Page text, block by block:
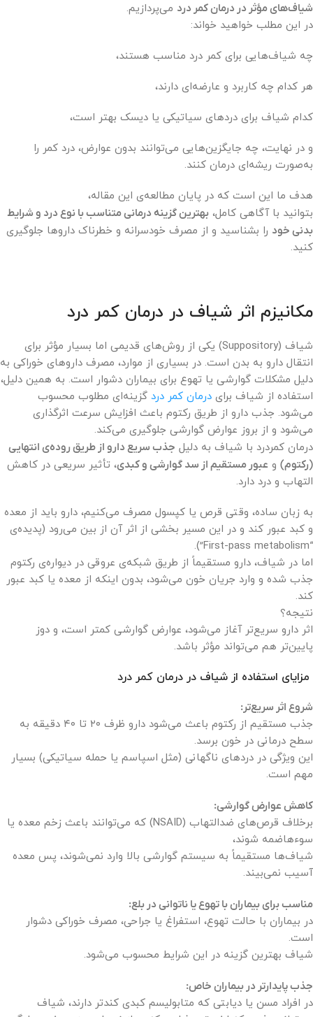
شیاف‌های مؤثر در درمان کمر درد می‌پردازیم.
در این مطلب خواهید خواند:
چه شیاف‌هایی برای کمر درد مناسب هستند،
هر کدام چه کاربرد و عارضه‌ای دارند،
کدام شیاف برای دردهای سیاتیکی یا دیسک بهتر است،
و در نهایت، چه جایگزین‌هایی می‌توانند بدون عوارض، درد کمر را
به‌صورت ریشه‌ای درمان کنند.
هدف ما این است که در پایان مطالعه‌ی این مقاله،
بتوانید با آگاهی کامل، بهترین گزینه درمانی متناسب با نوع درد و شرایط
بدنی خود را بشناسید و از مصرف خودسرانه و خطرناک داروها جلوگیری
کنید.
مکانیزم اثر شیاف در درمان کمر درد
شیاف (Suppository) یکی از روش‌های قدیمی اما بسیار مؤثر برای
انتقال دارو به بدن است. در بسیاری از موارد، مصرف داروهای خوراکی به
دلیل مشکلات گوارشی یا تهوع برای بیماران دشوار است. به همین دلیل،
استفاده از شیاف برای درمان کمر درد گزینه‌ای مطلوب محسوب
می‌شود. جذب دارو از طریق رکتوم باعث افزایش سرعت اثرگذاری
می‌شود و از بروز عوارض گوارشی جلوگیری می‌کند.
درمان کمردرد با شیاف به دلیل جذب سریع دارو از طریق روده‌ی انتهایی
(رکتوم) و عبور مستقیم از سد گوارشی و کبدی، تأثیر سریعی در کاهش
التهاب و درد دارد.
به زبان ساده، وقتی قرص یا کپسول مصرف می‌کنیم، دارو باید از معده
و کبد عبور کند و در این مسیر بخشی از اثر آن از بین می‌رود (پدیده‌ی
“First-pass metabolism”).
اما در شیاف، دارو مستقیماً از طریق شبکه‌ی عروقی در دیواره‌ی رکتوم
جذب شده و وارد جریان خون می‌شود، بدون اینکه از معده یا کبد عبور
کند.
نتیجه؟
اثر دارو سریع‌تر آغاز می‌شود، عوارض گوارشی کمتر است، و دوز
پایین‌تر هم می‌تواند مؤثر باشد.
مزایای استفاده از شیاف در درمان کمر درد
شروع اثر سریع‌تر:
جذب مستقیم از رکتوم باعث می‌شود دارو ظرف ۲۰ تا ۴۰ دقیقه به
سطح درمانی در خون برسد.
این ویژگی در دردهای ناگهانی (مثل اسپاسم یا حمله سیاتیکی) بسیار
مهم است.
کاهش عوارض گوارشی:
برخلاف قرص‌های ضدالتهاب (NSAID) که می‌توانند باعث زخم معده یا
سوءهاضمه شوند،
شیاف‌ها مستقیماً به سیستم گوارشی بالا وارد نمی‌شوند، پس معده
آسیب نمی‌بیند.
مناسب برای بیماران با تهوع یا ناتوانی در بلع:
در بیماران با حالت تهوع، استفراغ یا جراحی، مصرف خوراکی دشوار
است.
شیاف بهترین گزینه در این شرایط محسوب می‌شود.
جذب پایدارتر در بیماران خاص:
در افراد مسن یا دیابتی که متابولیسم کبدی کندتر دارند، شیاف